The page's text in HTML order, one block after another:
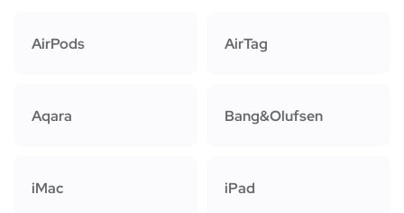
AirPods AirTag
Aqara Bang&Olufsen
iMac iPad